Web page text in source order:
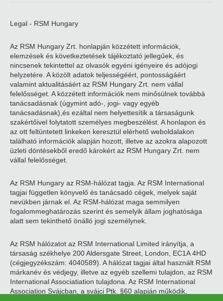
Legal - RSM Hungary
Az RSM Hungary Zrt. honlapján közzétett információk,
elemzések és következtetések tájékoztató jellegűek, és
nincsenek tekintettel az olvasók egyéni igényeire és adójogi
helyzetére. A közölt adatok teljességéért, pontosságáért
valamint aktualitásáért az RSM Hungary Zrt. nem vállal
felelősséget. A közzétett információk nem minősülnek továbbá
tanácsadásnak (úgymint adó-, jogi- vagy egyéb
tanácsadásnak),és ezáltal nem helyettesítik a társaságunk
szakértőivel folytatott személyes megbeszélést. A honlapon és
az ott feltüntetett linkeken keresztül elérhető weboldalakon
található információk alapján hozott, illetve az azokra alapozott
üzleti döntésekből eredő károkért az RSM Hungary Zrt. nem
vállal felelősséget.
Az RSM Hungary az RSM-hálózat tagja. Az RSM International
tagjai független könyvelő és tanácsadó cégek, melyek saját
nevükben járnak el. Az RSM-hálózat maga semmilyen
fogalommeghatározás szerint és semelyik állam joghatósága
alatt sem tekinthető önálló jogi személynek.
Az RSM hálózatot az RSM International Limited irányítja, a
társaság székhelye 200 Aldersgate Street, London, EC1A 4HD
(cégjegyzékszám: 4040589). A hálózat tagjai által használt RSM
márkanév és védjegy, illetve az egyéb szellemi tulajdon, az RSM
International Associatiation tulajdona. Az RSM International
Association Svájcban, a svájci Ptk. §60 alapján működik,